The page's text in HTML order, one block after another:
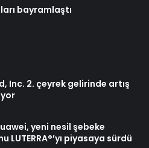
bayramlaştı
Inc. 2. çeyrek gelirinde artış
yeni nesil şebeke
LUTERRA®’yı piyasaya sürdü